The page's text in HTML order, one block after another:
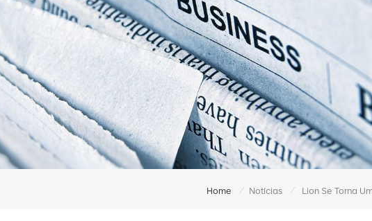
Home / Notícias /